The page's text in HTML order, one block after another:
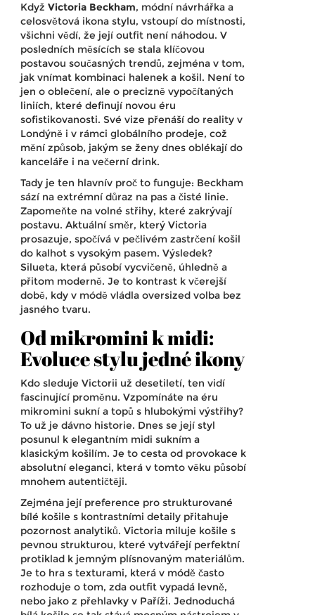
Když Victoria Beckham, módní návrhářka a
celosvětová ikona stylu, vstoupí do místnosti,
všichni vědí, že její outfit není náhodou. V
posledních měsících se stala klíčovou
postavou současných trendů, zejména v tom,
jak vnímat kombinaci halenek a košil. Není to
jen o oblečení, ale o precizně vypočítaných
liniích, které definují novou éru
sofistikovanosti. Své vize přenáší do reality v
Londýně i v rámci globálního prodeje, což
mění způsob, jakým se ženy dnes oblékají do
kanceláře i na večerní drink.
Tady je ten hlavnív proč to funguje: Beckham
sází na extrémní důraz na pas a čisté linie.
Zapomeňte na volné střihy, které zakrývají
postavu. Aktuální směr, který Victoria
prosazuje, spočívá v pečlivém zastrčení košil
do kalhot s vysokým pasem. Výsledek?
Silueta, která působí vycvičeně, úhledně a
přitom moderně. Je to kontrast k včerejší
době, kdy v módě vládla oversized volba bez
jasného tvaru.
Od mikromini k midi:
Evoluce stylu jedné ikony
Kdo sleduje Victorii už desetiletí, ten vidí
fascinující proměnu. Vzpomínáte na éru
mikromini sukní a topů s hlubokými výstřihy?
To už je dávno historie. Dnes se její styl
posunul k elegantním midi sukním a
klasickým košilím. Je to cesta od provokace k
absolutní eleganci, která v tomto věku působí
mnohem autentičtěji.
Zejména její preference pro strukturované
bílé košile s kontrastními detaily přitahuje
pozornost analytiků. Victoria miluje košile s
pevnou strukturou, které vytvářejí perfektní
protiklad k jemným plísnovaným materiálům.
Je to hra s texturami, která v módě často
rozhoduje o tom, zda outfit vypadá levně,
nebo jako z přehlavky v Paříži. Jednoduchá